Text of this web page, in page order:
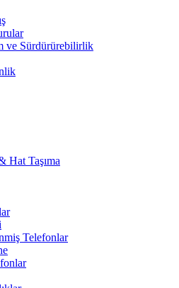
ve Sürdürürebilirlik
Hat Taşıma
Telefonlar